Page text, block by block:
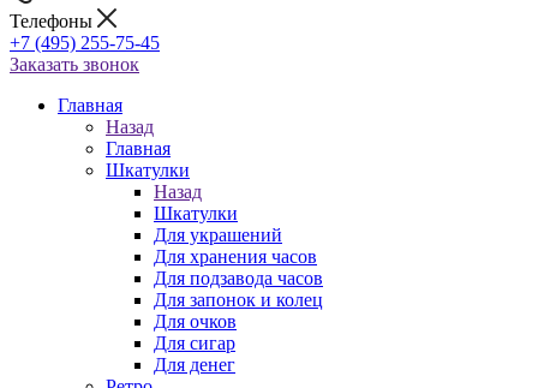
Телефоны
+7 (495) 255-75-45
Заказать звонок
Главная
Назад
Главная
Шкатулки
Назад
Шкатулки
Для украшений
Для хранения часов
Для подзавода часов
Для запонок и колец
Для очков
Для сигар
Для денег